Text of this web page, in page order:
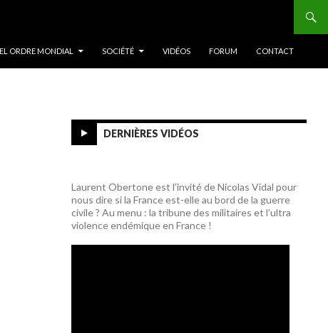
ORDRE MONDIAL SOCIÉTÉ VIDÉOS FORUM CONTACT
DERNIÈRES VIDÉOS
Laurent Obertone est l’invité de Nicolas Vidal pour
nous dire si la France est-elle au bord de la guerre
civile ? Au menu : la tribune des militaires et l’ultra
violence endémique en France !